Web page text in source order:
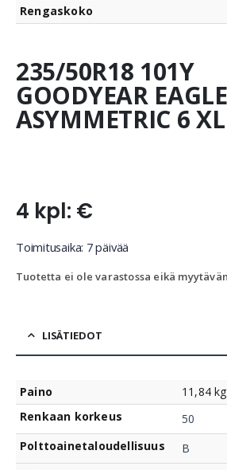
Rengaskoko
235/50R18 101Y
GOODYEAR
ASYMMETRIC 6 XL
4 kpl: €
Toimitusaika: 7 päivää
Tuotetta ei ole varastossa eikä
LISÄTIEDOT
Paino
11,84
Renkaan korkeus
50
Polttoainetaloudellisuus
B